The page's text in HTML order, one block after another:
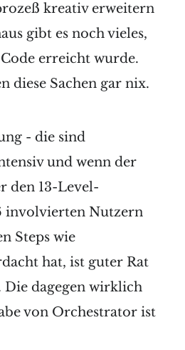
kreativ erweitern
gibt es noch vieles,
erreicht wurde.
diese Sachen gar nix.
- die sind
und wenn der
den 13-Level-
involvierten Nutzern
Steps wie
hat, ist guter Rat
Die dagegen wirklich
von Orchestrator ist